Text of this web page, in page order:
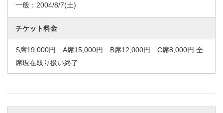
一般： 2004/8/7(土)
チケット料金
S席19,000円 A席15,000円 B席12,000円 C席8,000円 全
席現在取り扱い終了